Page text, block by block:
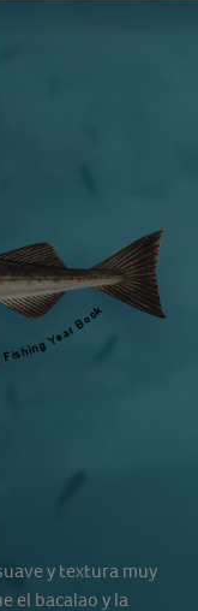
y textura muy
el bacalao y la